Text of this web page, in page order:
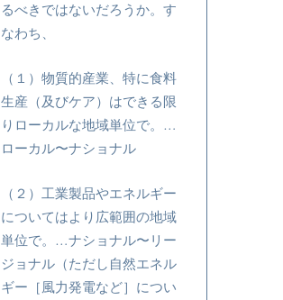
るべきではないだろうか。す
なわち、
（１）物質的産業、特に食料
生産（及びケア）はできる限
りローカルな地域単位で。…
ローカル〜ナショナル
（２）工業製品やエネルギー
についてはより広範囲の地域
単位で。…ナショナル〜リー
ジョナル（ただし自然エネル
ギー［風力発電など］につい